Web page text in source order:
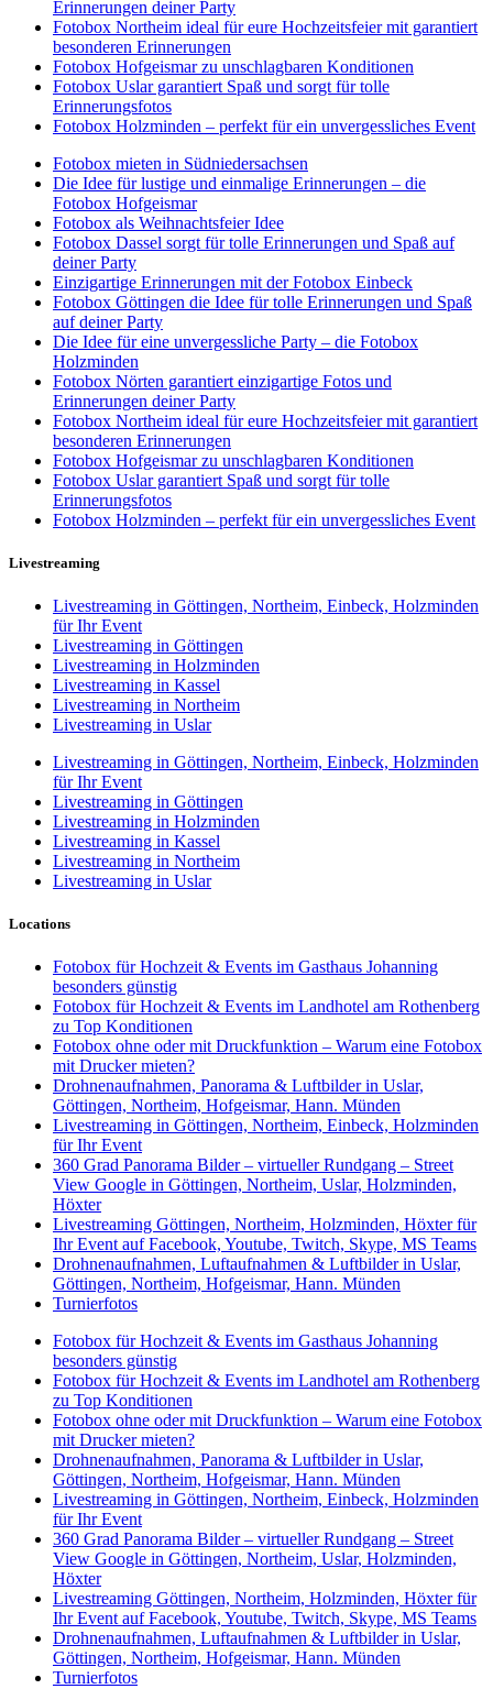
Erinnerungen deiner Party
Fotobox Northeim ideal für eure Hochzeitsfeier mit garantiert
besonderen Erinnerungen
Fotobox Hofgeismar zu unschlagbaren Konditionen
Fotobox Uslar garantiert Spaß und sorgt für tolle
Erinnerungsfotos
Fotobox Holzminden – perfekt für ein unvergessliches Event
Fotobox mieten in Südniedersachsen
Die Idee für lustige und einmalige Erinnerungen – die
Fotobox Hofgeismar
Fotobox als Weihnachtsfeier Idee
Fotobox Dassel sorgt für tolle Erinnerungen und Spaß auf
deiner Party
Einzigartige Erinnerungen mit der Fotobox Einbeck
Fotobox Göttingen die Idee für tolle Erinnerungen und Spaß
auf deiner Party
Die Idee für eine unvergessliche Party – die Fotobox
Holzminden
Fotobox Nörten garantiert einzigartige Fotos und
Erinnerungen deiner Party
Fotobox Northeim ideal für eure Hochzeitsfeier mit garantiert
besonderen Erinnerungen
Fotobox Hofgeismar zu unschlagbaren Konditionen
Fotobox Uslar garantiert Spaß und sorgt für tolle
Erinnerungsfotos
Fotobox Holzminden – perfekt für ein unvergessliches Event
Livestreaming
Livestreaming in Göttingen, Northeim, Einbeck, Holzminden
für Ihr Event
Livestreaming in Göttingen
Livestreaming in Holzminden
Livestreaming in Kassel
Livestreaming in Northeim
Livestreaming in Uslar
Livestreaming in Göttingen, Northeim, Einbeck, Holzminden
für Ihr Event
Livestreaming in Göttingen
Livestreaming in Holzminden
Livestreaming in Kassel
Livestreaming in Northeim
Livestreaming in Uslar
Locations
Fotobox für Hochzeit & Events im Gasthaus Johanning
besonders günstig
Fotobox für Hochzeit & Events im Landhotel am Rothenberg
zu Top Konditionen
Fotobox ohne oder mit Druckfunktion – Warum eine Fotobox
mit Drucker mieten?
Drohnenaufnahmen, Panorama & Luftbilder in Uslar,
Göttingen, Northeim, Hofgeismar, Hann. Münden
Livestreaming in Göttingen, Northeim, Einbeck, Holzminden
für Ihr Event
360 Grad Panorama Bilder – virtueller Rundgang – Street
View Google in Göttingen, Northeim, Uslar, Holzminden,
Höxter
Livestreaming Göttingen, Northeim, Holzminden, Höxter für
Ihr Event auf Facebook, Youtube, Twitch, Skype, MS Teams
Drohnenaufnahmen, Luftaufnahmen & Luftbilder in Uslar,
Göttingen, Northeim, Hofgeismar, Hann. Münden
Turnierfotos
Fotobox für Hochzeit & Events im Gasthaus Johanning
besonders günstig
Fotobox für Hochzeit & Events im Landhotel am Rothenberg
zu Top Konditionen
Fotobox ohne oder mit Druckfunktion – Warum eine Fotobox
mit Drucker mieten?
Drohnenaufnahmen, Panorama & Luftbilder in Uslar,
Göttingen, Northeim, Hofgeismar, Hann. Münden
Livestreaming in Göttingen, Northeim, Einbeck, Holzminden
für Ihr Event
360 Grad Panorama Bilder – virtueller Rundgang – Street
View Google in Göttingen, Northeim, Uslar, Holzminden,
Höxter
Livestreaming Göttingen, Northeim, Holzminden, Höxter für
Ihr Event auf Facebook, Youtube, Twitch, Skype, MS Teams
Drohnenaufnahmen, Luftaufnahmen & Luftbilder in Uslar,
Göttingen, Northeim, Hofgeismar, Hann. Münden
Turnierfotos